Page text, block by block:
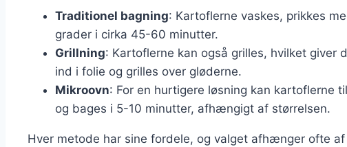
Traditionel bagning: Kartoflerne vaskes, prikkes
grader i cirka 45-60 minutter.
Grillning: Kartoflerne kan også grilles, hvilket giver
ind i folie og grilles over gløderne.
Mikroovn: For en hurtigere løsning kan kartoflerne
og bages i 5-10 minutter, afhængigt af størrelsen.
Hver metode har sine fordele, og valget afhænger ofte